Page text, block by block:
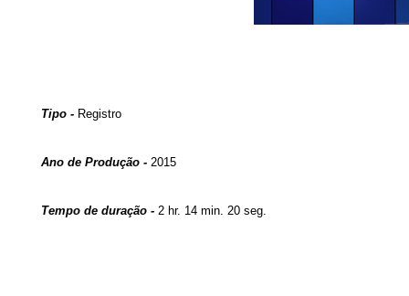
Tipo - Registro
Ano de Produção - 2015
Tempo de duração - 2 hr. 14 min. 20 seg.